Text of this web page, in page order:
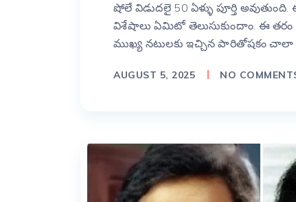
షోలే విడుదలై 50 ఏళ్ళు పూర్తి
విశేషాలు ఏమిటో తెలుసుకుందాం. ఈ
ముఖ్య నటులకు ఇచ్చిన పారితోషకం చాలా
AUGUST 5, 2025 NO